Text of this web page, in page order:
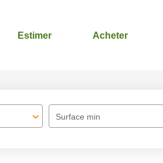
Estimer Acheter
Surface min